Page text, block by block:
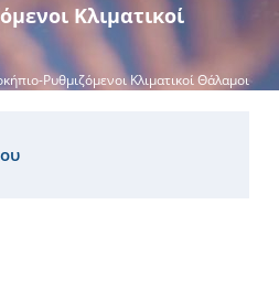
Κλιματικοί
Ρυθμιζόμενοι Κλιματικοί Θάλαμοι